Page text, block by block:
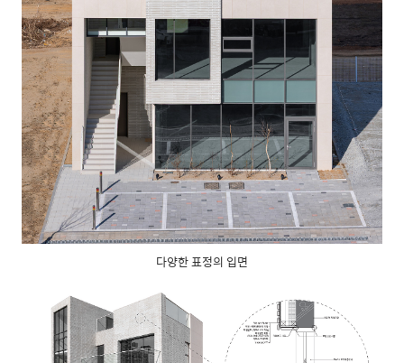
다양한 표정의 입면